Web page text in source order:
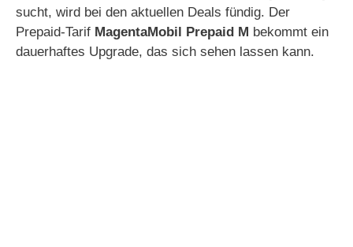
sucht, wird bei den aktuellen Deals fündig. Der
Prepaid-Tarif MagentaMobil Prepaid M bekommt ein
dauerhaftes Upgrade, das sich sehen lassen kann.